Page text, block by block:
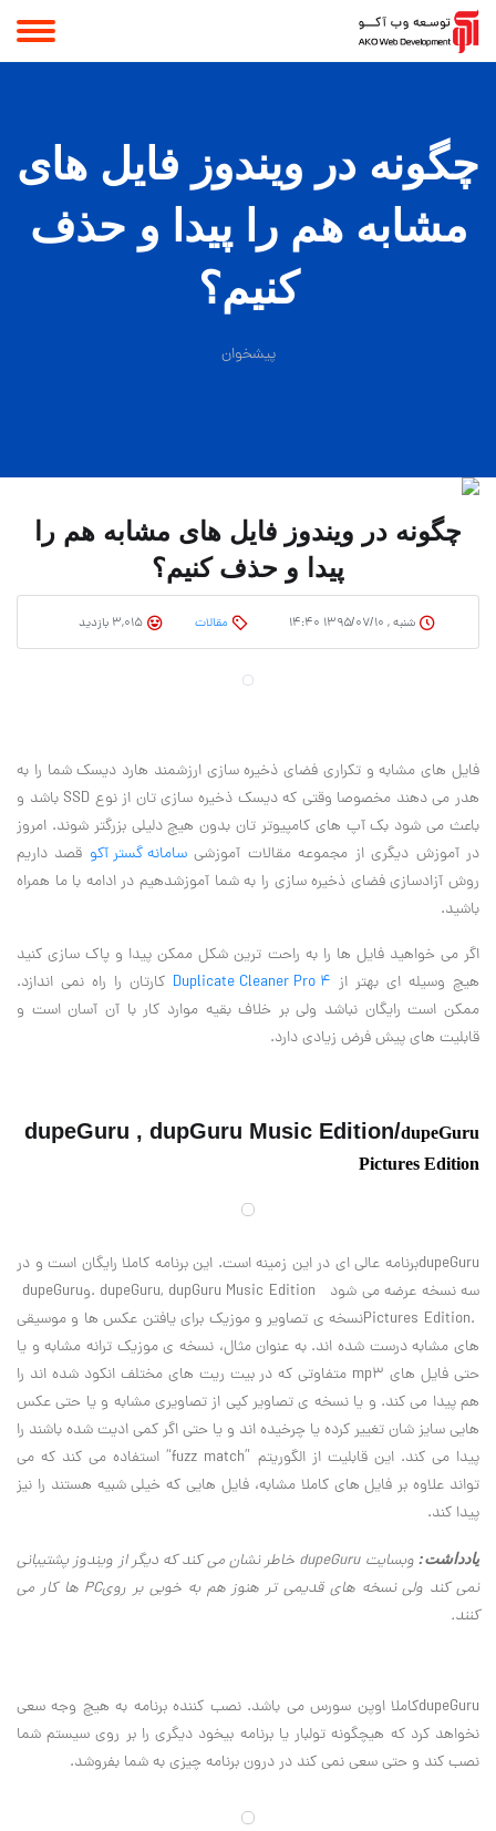
چگونه در ویندوز فایل های
مشابه هم را پیدا و حذف
کنیم؟
پیشخوان
چگونه در ویندوز فایل های مشابه هم را
پیدا و حذف کنیم؟
شنبه , ۱۳۹۵/۰۷/۱۰ ۱۴:۴۰ مقالات
فایل های مشابه و تکراری فضای ذخیره سازی ارزشمند هارد دیسک شما را به
هدر می دهند مخصوصا وقتی که دیسک ذخیره سازی تان از نوع SSDباشد و
باعث می شود بک آپ های کامپیوتر تان بدون هیچ دلیلی بزرگتر شوند. امروز
در آموزش دیگری از مجموعه مقالات آموزشیسامانه گستر آکو قصد داریم
روش آزادسازی فضای ذخیره سازی را به شما آموزشدهیم در ادامه با ما همراه
باشید.
اگر می خواهید فایل ها را به راحت ترین شکل ممکن پیدا و پاک سازی کنید
هیچ وسیله ای بهتر از Duplicate Cleaner Pro 4 کارتان را راه نمی اندازد.
ممکن است رایگان نباشد ولی بر خلاف بقیه موارد کار با آن آسان است و
قابلیت های پیش فرض زیادی دارد.
dupeGuru , dupGuru Music Edition/dupeGuru
Pictures Edition
dupeGuruبرنامه عالی ای در این زمینه است. این برنامه کاملا رایگان است و در
سه نسخه عرضه می شود . dupeGuru, dupGuru Music EditionوdupeGuru
Pictures Edition.نسخه ی تصاویر و موزیک برای یافتن عکس ها و موسیقی
های مشابه درست شده اند. به عنوان مثال، نسخه ی موزیک ترانه مشابه و یا
حتی فایل هایmp3 متفاوتی که در بیت ریت های مختلف انکود شده اند را
هم پیدا می کند. و یا نسخه ی تصاویر کپی از تصاویری مشابه و یا حتی عکس
هایی سایز شان تغییر کرده یا چرخیده اند و یا حتی اگر کمی ادیت شده باشند را
پیدا می کند. این قابلیت از الگوریتم “fuzz match” استفاده می کند که می
تواند علاوه بر فایل های کاملا مشابه، فایل هایی که خیلی شبیه هستند را نیز
پیدا کند.
یادداشت:وبسایت dupeGuru خاطر نشان می کند که دیگر از ویندوز پشتیبانی
نمی کند ولی نسخه های قدیمی تر هنوز هم به خوبی بر رویPCها کار می
کنند.
dupeGuruکاملا اوپن سورس می باشد. نصب کننده برنامه به هیچ وجه سعی
نخواهد کرد که هیچگونه تولبار یا برنامه بیخود دیگری را بر روی سیستم شما
نصب کند و حتی سعی نمی کند در درون برنامه چیزی به شما بفروشد.